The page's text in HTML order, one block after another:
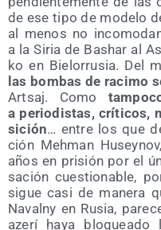
de ese tipo de mode­lo
al menos no
a la Siria de Bashar al
ko en Bie­lo­rru­sia. Del
las bom­bas de raci­mo
Artsaj. Como
a perio­dis­tas, crí­ti­cos,
si­ción… entre los que
ción Meh­man
años en pri­sión por el
sa­ción cues­tio­na­ble,
sigue casi de mane­ra
Navalny en Rusia,
aze­rí haya